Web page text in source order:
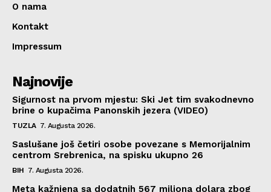
O nama
Kontakt
Impressum
Najnovije
Sigurnost na prvom mjestu: Ski Jet tim svakodnevno
brine o kupačima Panonskih jezera (VIDEO)
TUZLA 7. Augusta 2026.
Saslušane još četiri osobe povezane s Memorijalnim
centrom Srebrenica, na spisku ukupno 26
BIH 7. Augusta 2026.
Meta kažnjena sa dodatnih 567 miliona dolara zbog